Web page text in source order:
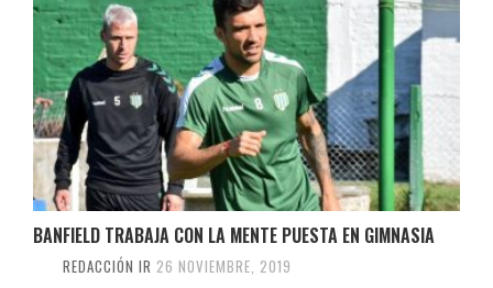
BANFIELD TRABAJA CON LA MENTE PUESTA EN GIMNASIA
REDACCIÓN IR 26 NOVIEMBRE, 2019